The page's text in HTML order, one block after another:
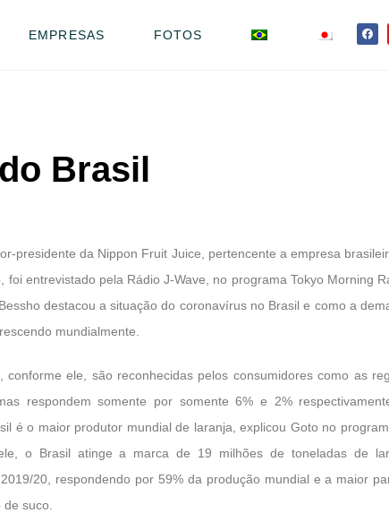
EMPRESAS FOTOS
Brasil
presidente da Nippon Fruit Juice, pertencente a empresa
foi entrevistado pela Rádio J-Wave, no programa Tokyo Morning
destacou a situação do coronavírus no Brasil e como a
mundialmente.
conforme ele, são reconhecidas pelos consumidores como as
respondem somente por somente 6% e 2%
é o maior produtor mundial de laranja, explicou Goto no
o Brasil atinge a marca de 19 milhões de toneladas de
20, respondendo por 59% da produção mundial e a maior
suco.